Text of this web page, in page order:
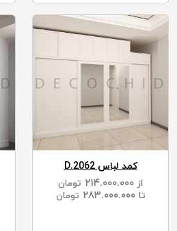
کمد لباس D.2062
از
تومان
تا ۲۸۳.۰۰۰.۰۰۰ تومان